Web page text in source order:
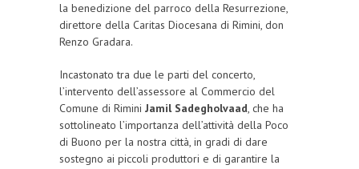
la benedizione del parroco della Resurrezione,
direttore della Caritas Diocesana di Rimini, don
Renzo Gradara.
Incastonato tra due le parti del concerto,
l’intervento dell’assessore al Commercio del
Comune di Rimini Jamil Sadegholvaad, che ha
sottolineato l’importanza dell’attività della Poco
di Buono per la nostra città, in gradi di dare
sostegno ai piccoli produttori e di garantire la